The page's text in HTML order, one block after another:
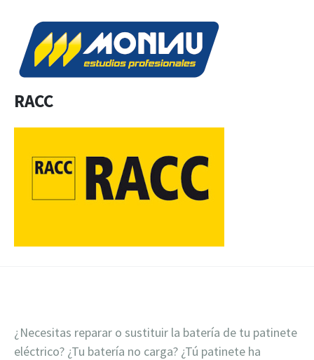
RACC
¿Necesitas reparar o sustituir la batería de tu patinete
eléctrico? ¿Tu batería no carga? ¿Tú patinete ha